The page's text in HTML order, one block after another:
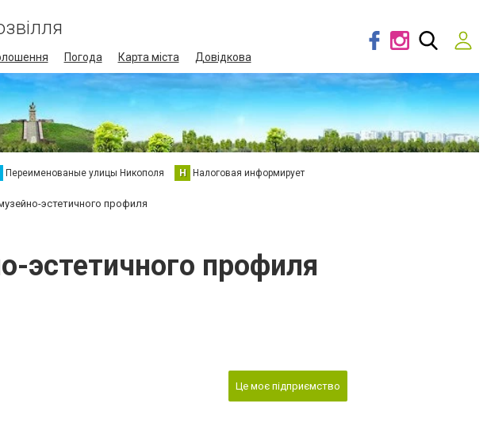
Погода Карта міста Довідкова
Переименованые улицы Никополя Н Налоговая информирует
эстетичного профиля
эстетичного профиля
Це моє підприємство